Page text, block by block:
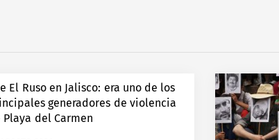
El Ruso en Jalisco: era uno de los
generadores de violencia
Playa del Carmen